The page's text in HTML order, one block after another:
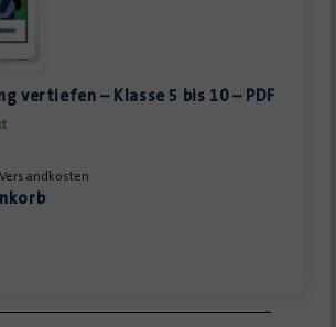
vertiefen – Klasse 5 bis 10 – PDF
Versandkosten